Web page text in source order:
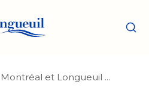
Logo
Ville
Montréal et Longueuil ...